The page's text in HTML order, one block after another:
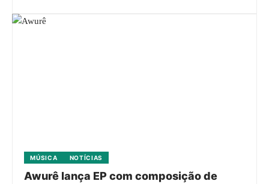
MÚSICA NOTÍCIAS
Awurê lança EP com composição de